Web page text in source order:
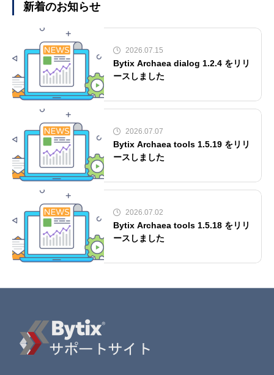
新着のお知らせ
2026.07.15
Bytix Archaea dialog 1.2.4 をリリ
ースしました
2026.07.07
Bytix Archaea tools 1.5.19 をリリ
ースしました
2026.07.02
Bytix Archaea tools 1.5.18 をリリ
ースしました